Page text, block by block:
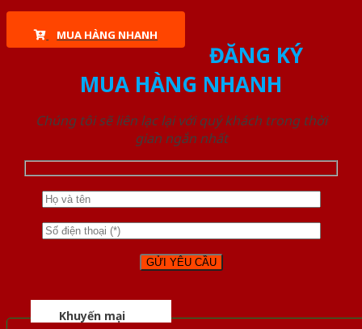
MUA HÀNG NHANH
ĐĂNG KÝ
MUA HÀNG NHANH
Chúng tôi sẽ liên lạc lại với quý khách trong thời
gian ngắn nhất
Khuyến mại